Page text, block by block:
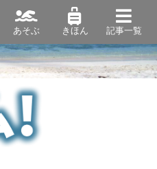
あそぶ きほん 記事一覧